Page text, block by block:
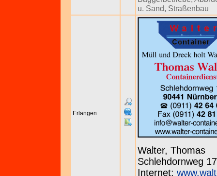
u. Sand, Straßenbau
Erlangen
Walter, Thomas
Schlehdornweg
Internet: